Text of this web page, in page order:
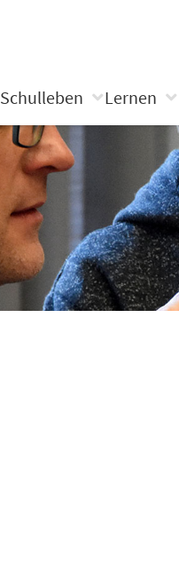
Schulleben Lernen